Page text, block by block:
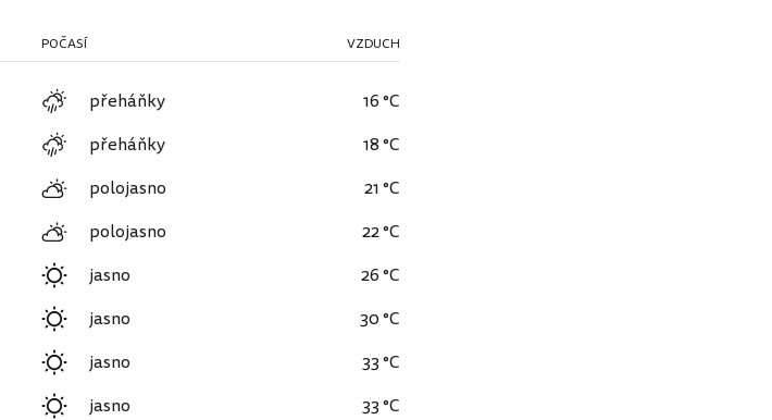
POČASÍ VZDUCH
přeháňky
16 °C
přeháňky
18 °C
polojasno
21 °C
polojasno
22 °C
jasno
26 °C
jasno
30 °C
jasno
33 °C
jasno
33 °C